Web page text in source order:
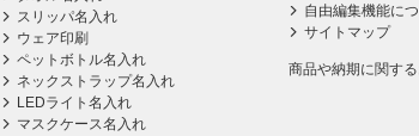
スリッパ名入れ
ウェア印刷
ペットボトル名入れ
ネックストラップ名入れ
LEDライト名入れ
マスクケース名入れ
自由編集機能に
サイトマップ
商品や納期に関す